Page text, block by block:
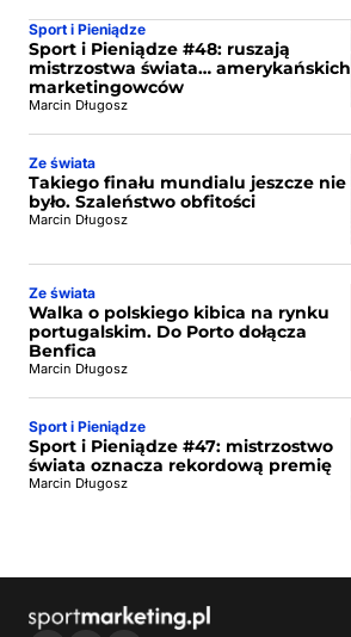
Sport i Pieniądze
Sport i Pieniądze #48: ruszają
mistrzostwa świata… amerykańskich
marketingowców
Marcin Długosz
Ze świata
Takiego finału mundialu jeszcze nie
było. Szaleństwo obfitości
Marcin Długosz
Ze świata
Walka o polskiego kibica na rynku
portugalskim. Do Porto dołącza
Benfica
Marcin Długosz
Sport i Pieniądze
Sport i Pieniądze #47: mistrzostwo
świata oznacza rekordową premię
Marcin Długosz